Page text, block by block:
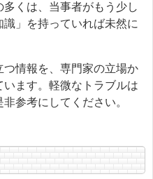
くは、当事者がもう少し
識」を持っていれば未然に
情報を、専門家の立場か
ます。軽微なトラブルは
参考にしてください。